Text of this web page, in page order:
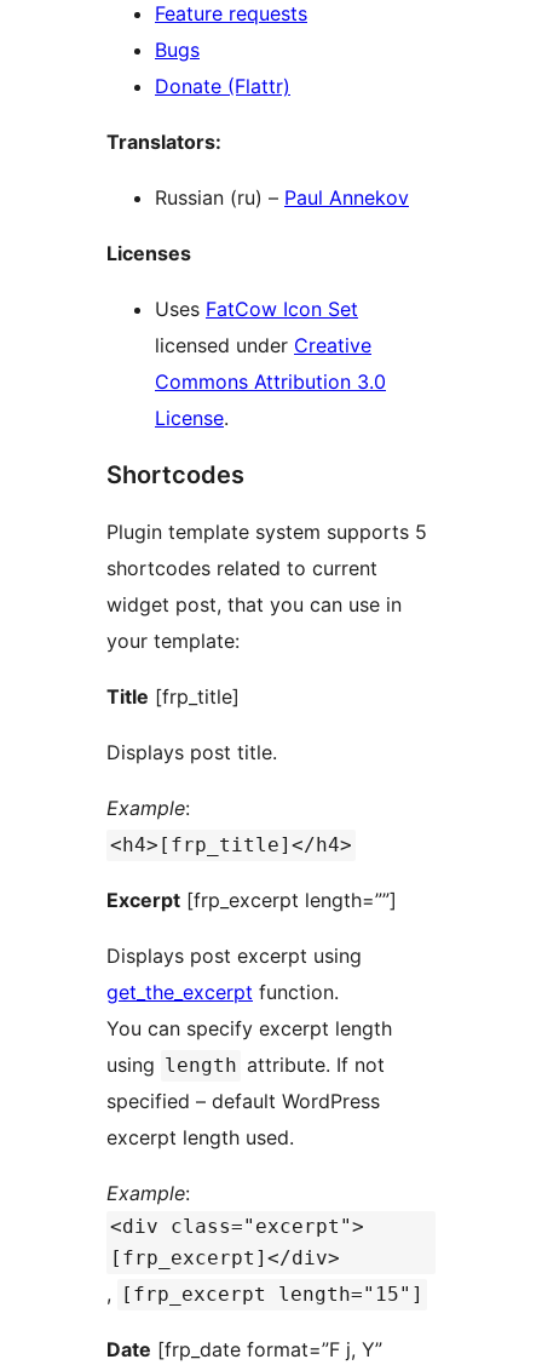
Feature requests
Bugs
Donate (Flattr)
Translators:
Russian (ru) – Paul Annekov
Licenses
Uses FatCow Icon Set
licensed under Creative
Commons Attribution 3.0
License.
Shortcodes
Plugin template system supports 5
shortcodes related to current
widget post, that you can use in
your template:
Title [frp_title]
Displays post title.
Example:
<h4>[frp_title]</h4>
Excerpt [frp_excerpt length=””]
Displays post excerpt using
get_the_excerpt function.
You can specify excerpt length
using length attribute. If not
specified – default WordPress
excerpt length used.
Example:
<div class="excerpt">
[frp_excerpt]</div>
, [frp_excerpt length="15"]
Date [frp_date format=”F j, Y”